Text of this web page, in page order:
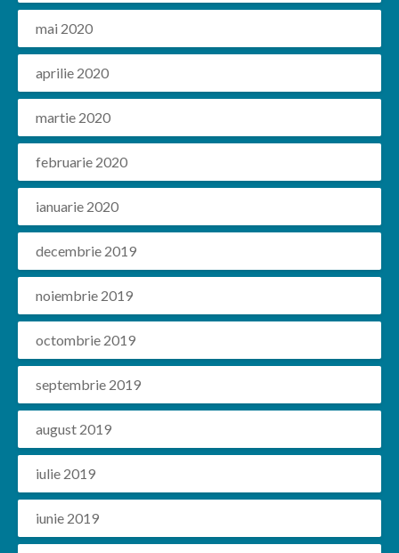
mai 2020
aprilie 2020
martie 2020
februarie 2020
ianuarie 2020
decembrie 2019
noiembrie 2019
octombrie 2019
septembrie 2019
august 2019
iulie 2019
iunie 2019